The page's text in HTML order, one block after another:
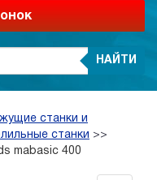
НАЙТИ
станки и
станки >>
mabasic 400